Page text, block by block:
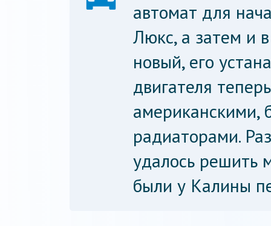
автомат для
Люкс, а затем и
новый, его
двигателя
американскими,
радиаторами.
удалось решить
были у Калины